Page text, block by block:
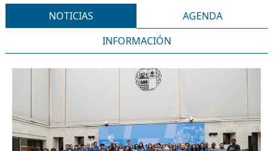
NOTICIAS
AGENDA
INFORMACIÓN